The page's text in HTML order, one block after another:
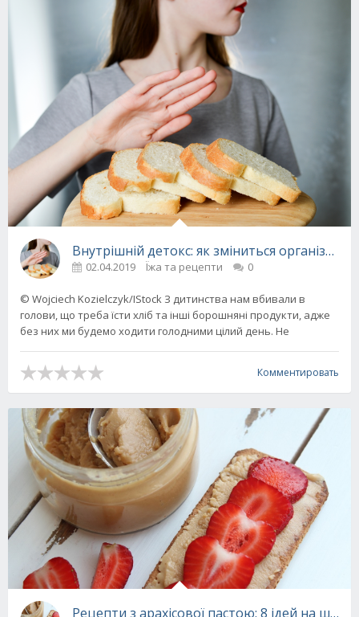
Внутрішній детокс: як зміниться організм,
02.04.2019 Їжа та рецепти 0
© Wojciech Kozielczyk/IStock З дитинства нам вбивали в
голови, що треба їсти хліб та інші борошняні продукти, адже
без них ми будемо ходити голодними цілий день. Не
Комментировать
Рецепти з арахісової пастою: 8 ідей на